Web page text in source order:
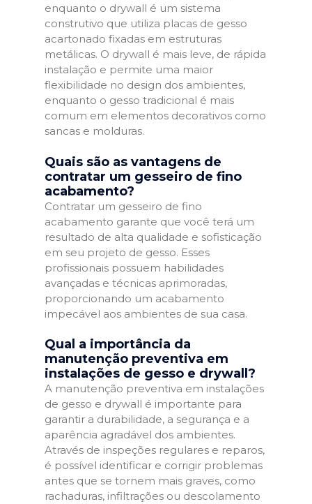
enquanto o drywall é um sistema
construtivo que utiliza placas de gesso
acartonado fixadas em estruturas
metálicas. O drywall é mais leve, de rápida
instalação e permite uma maior
flexibilidade no design dos ambientes,
enquanto o gesso tradicional é mais
comum em elementos decorativos como
sancas e molduras.
Quais são as vantagens de
contratar um gesseiro de fino
acabamento?
Contratar um gesseiro de fino
acabamento garante que você terá um
resultado de alta qualidade e sofisticação
em seu projeto de gesso. Esses
profissionais possuem habilidades
avançadas e técnicas aprimoradas,
proporcionando um acabamento
impecável aos ambientes de sua casa.
Qual a importância da
manutenção preventiva em
instalações de gesso e drywall?
A manutenção preventiva em instalações
de gesso e drywall é importante para
garantir a durabilidade, a segurança e a
aparência agradável dos ambientes.
Através de inspeções regulares e reparos,
é possível identificar e corrigir problemas
antes que se tornem mais graves, como
rachaduras, infiltrações ou descolamento